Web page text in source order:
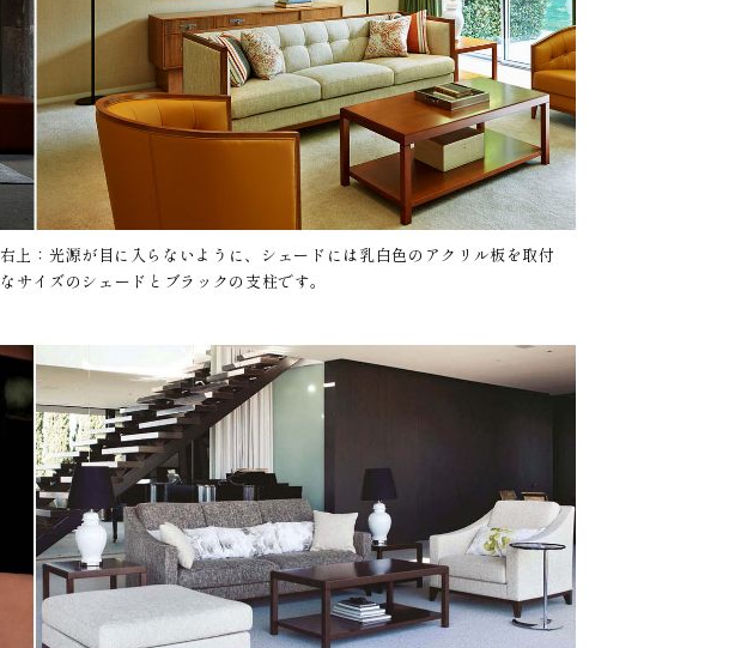
：光源が目に入らないように、シェードには乳白色のアクリル板を取付
イズのシェードとブラックの支柱です。